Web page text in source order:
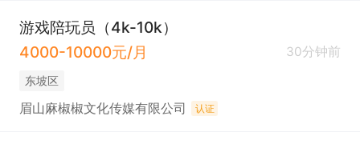
游戏陪玩员（4k-10k）
4000-10000元/月
30分钟前
东坡区
眉山麻椒椒文化传媒有限公司 认证